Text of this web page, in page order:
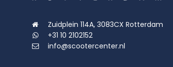
Zuidplein 114A, 3083CX Rotterdam
+31 10 2102152
info@scootercenter.nl